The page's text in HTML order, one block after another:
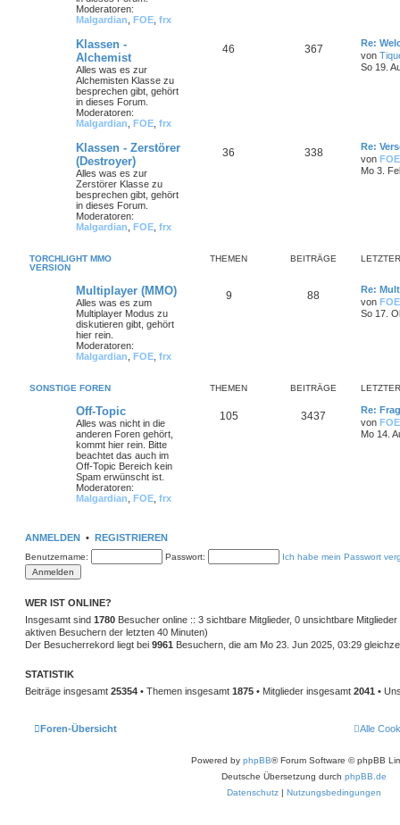
Moderatoren:
Malgardian FOE frx
Klassen -
Alchemist
Alles was es zur
Alchemisten Klasse zu
besprechen gibt, gehört
in dieses Forum.
Moderatoren:
Malgardian FOE frx
46 367
Re:
von
So 19.
Klassen - Zerstörer
(Destroyer)
Alles was es zur
Zerstörer Klasse zu
besprechen gibt, gehört
in dieses Forum.
Moderatoren:
Malgardian FOE frx
36 338
Re:
von FOE
Mo 3.
TORCHLIGHT MMO
VERSION
THEMEN BEITRÄGE
Multiplayer (MMO)
Alles was es zum
Multiplayer Modus zu
diskutieren gibt, gehört
hier rein.
Moderatoren:
Malgardian FOE frx
9 88
Re:
von FOE
So 17.
SONSTIGE FOREN THEMEN BEITRÄGE
Off-Topic
Alles was nicht in die
anderen Foren gehört,
kommt hier rein. Bitte
beachtet das auch im
Off-Topic Bereich kein
Spam erwünscht ist.
Moderatoren:
Malgardian FOE frx
105 3437
Re:
von FOE
Mo 14.
ANMELDEN • REGISTRIEREN
Benutzername: Passwort: Ich habe mein Passwort
WER IST ONLINE?
Insgesamt sind 1780 Besucher online :: 3 sichtbare Mitglieder, 0 unsichtbare
aktiven Besuchern der letzten 40 Minuten)
Der Besucherrekord liegt bei 9961 Besuchern, die am Mo 23. Jun 2025, 03:29
STATISTIK
Beiträge insgesamt 25354 • Themen insgesamt 1875 • Mitglieder insgesamt 2041 •
Foren-Übersicht Alle
Powered by phpBB® Forum Software © phpBB
Deutsche Übersetzung durch phpBB.de
Datenschutz | Nutzungsbedingungen